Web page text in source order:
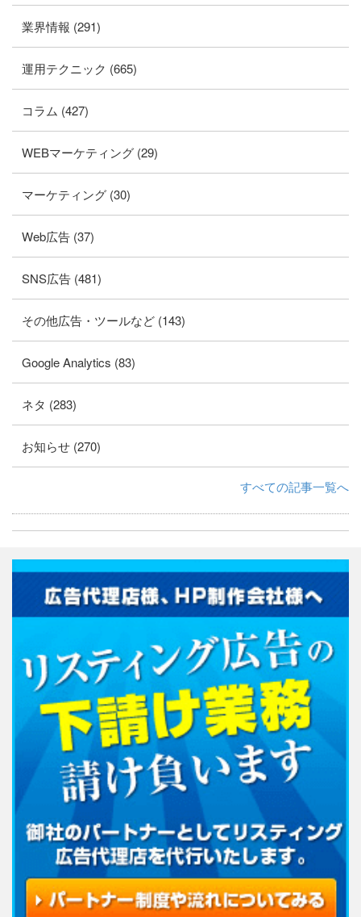
業界情報 (291)
運用テクニック (665)
コラム (427)
WEBマーケティング (29)
マーケティング (30)
Web広告 (37)
SNS広告 (481)
その他広告・ツールなど (143)
Google Analytics (83)
ネタ (283)
お知らせ (270)
すべての記事一覧へ